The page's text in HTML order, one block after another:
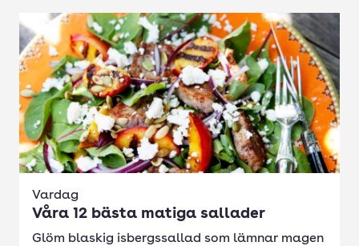
Vardag
Våra 12 bästa matiga sallader
Glöm blaskig isbergssallad som lämnar magen